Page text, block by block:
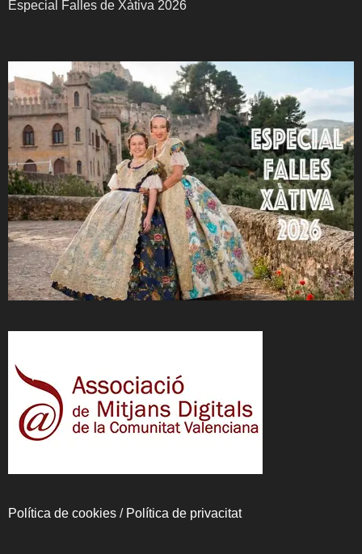
Especial Falles de Xàtiva 2026
Política de cookies / Política de privacitat